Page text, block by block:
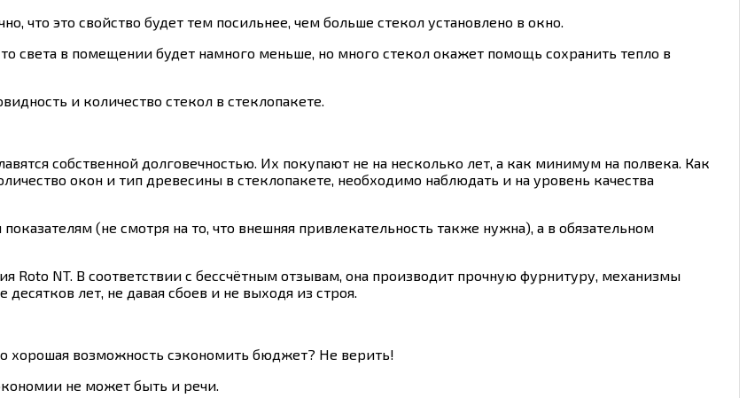
что это свойство будет тем посильнее, чем больше стекол установлено в окно.
света в помещении будет намного меньше, но много стекол окажет помощь сохранить тепло в
и количество стекол в стеклопакете.
собственной долговечностью. Их покупают не на несколько лет, а как минимум на полвека. Как
окон и тип древесины в стеклопакете, необходимо наблюдать и на уровень качества
(не смотря на то, что внешняя привлекательность также нужна), а в обязательном
Roto NT. В соответствии с бессчётным отзывам, она производит прочную фурнитуру, механизмы
лет, не давая сбоев и не выходя из строя.
хорошая возможность сэкономить бюджет? Не верить!
не может быть и речи.